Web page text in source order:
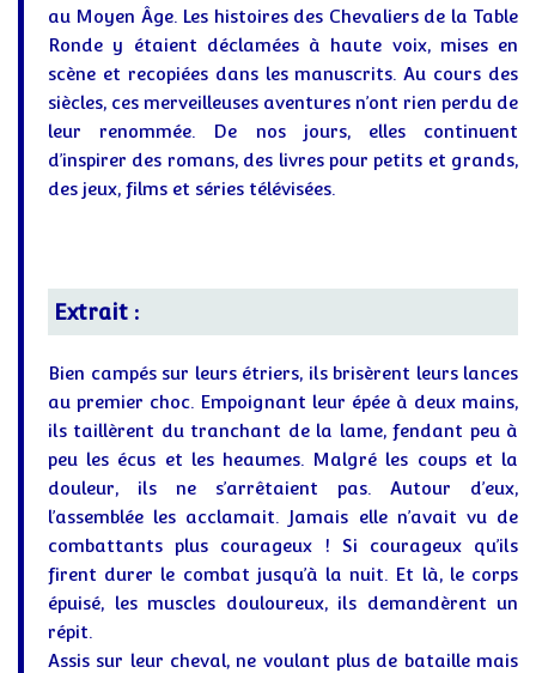
au Moyen Âge. Les histoires des Chevaliers de la Table
Ronde y étaient déclamées à haute voix, mises en
scène et recopiées dans les manuscrits. Au cours des
siècles, ces merveilleuses aventures n’ont rien perdu de
leur renommée. De nos jours, elles continuent
d’inspirer des romans, des livres pour petits et grands,
des jeux, films et séries télévisées.
Extrait :
Bien campés sur leurs étriers, ils brisèrent leurs lances
au premier choc. Empoignant leur épée à deux mains,
ils taillèrent du tranchant de la lame, fendant peu à
peu les écus et les heaumes. Malgré les coups et la
douleur, ils ne s’arrêtaient pas. Autour d’eux,
l’assemblée les acclamait. Jamais elle n’avait vu de
combattants plus courageux ! Si courageux qu’ils
firent durer le combat jusqu’à la nuit. Et là, le corps
épuisé, les muscles douloureux, ils demandèrent un
répit.
Assis sur leur cheval, ne voulant plus de bataille mais